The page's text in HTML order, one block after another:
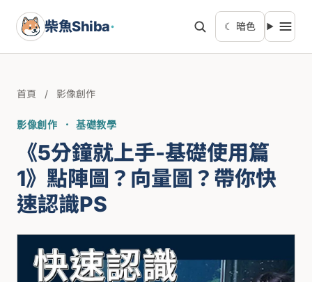
柴魚Shiba· ☾ 暗色
首頁 / 影像創作
影像創作 · 基礎教學
《5分鐘就上手-基礎使用篇
1》點陣圖？向量圖？帶你快
速認識PS